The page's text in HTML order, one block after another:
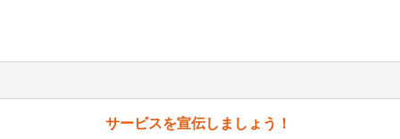
サービスを宣伝しましょう！